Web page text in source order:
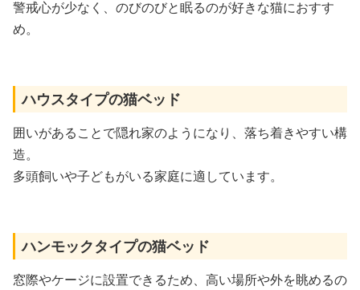
警戒心が少なく、のびのびと眠るのが好きな猫におすす
め。
ハウスタイプの猫ベッド
囲いがあることで隠れ家のようになり、落ち着きやすい構
造。
多頭飼いや子どもがいる家庭に適しています。
ハンモックタイプの猫ベッド
窓際やケージに設置できるため、高い場所や外を眺めるの